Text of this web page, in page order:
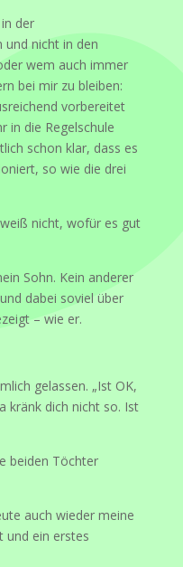
der
und nicht in den
wem auch immer
bei mir zu bleiben:
vorbereitet
in die Regelschule
schon klar, dass es
so wie die drei
nicht, wofür es gut
Sohn. Kein anderer
dabei soviel über
– wie er.
gelassen. „Ist OK,
kränk dich nicht so. Ist
beiden Töchter
auch wieder meine
und ein erstes